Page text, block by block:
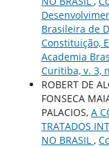
Brasileira de
Constituição,
Academia
Curitiba, v. 3,
ROBERT DE
FONSECA
PALACIOS, A
TRATADOS
NO BRASIL ,